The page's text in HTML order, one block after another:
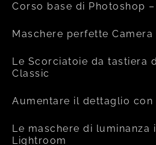
Corso base di Photoshop –
Maschere perfette Camera
Le Scorciatoie da tastiera
Classic
Aumentare il dettaglio con
Le maschere di luminanza
Lightroom